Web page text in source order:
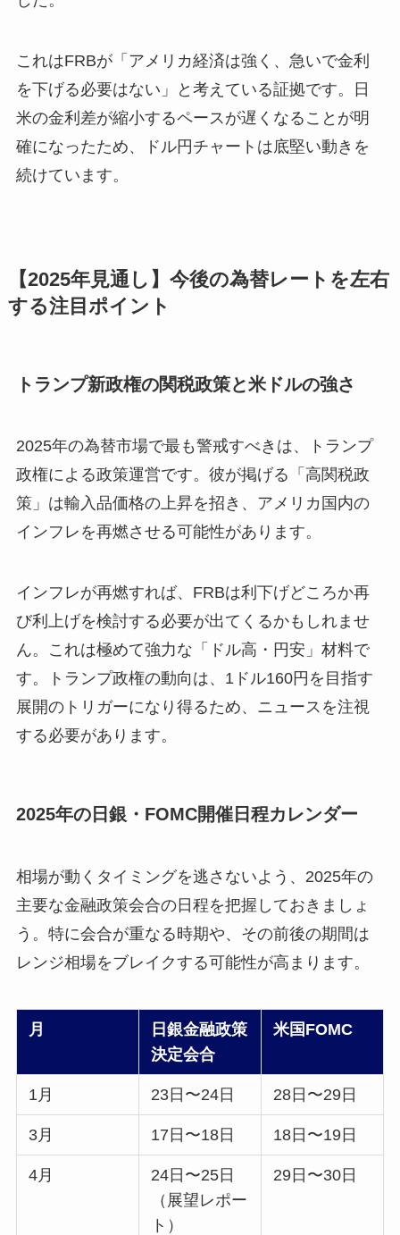
これはFRBが「アメリカ経済は強く、急いで金利
を下げる必要はない」と考えている証拠です。日
米の金利差が縮小するペースが遅くなることが明
確になったため、ドル円チャートは底堅い動きを
続けています。
【2025年見通し】今後の為替レートを左右
する注目ポイント
トランプ新政権の関税政策と米ドルの強さ
2025年の為替市場で最も警戒すべきは、トランプ
政権による政策運営です。彼が掲げる「高関税政
策」は輸入品価格の上昇を招き、アメリカ国内の
インフレを再燃させる可能性があります。
インフレが再燃すれば、FRBは利下げどころか再
び利上げを検討する必要が出てくるかもしれませ
ん。これは極めて強力な「ドル高・円安」材料で
す。トランプ政権の動向は、1ドル160円を目指す
展開のトリガーになり得るため、ニュースを注視
する必要があります。
2025年の日銀・FOMC開催日程カレンダー
相場が動くタイミングを逃さないよう、2025年の
主要な金融政策会合の日程を把握しておきましょ
う。特に会合が重なる時期や、その前後の期間は
レンジ相場をブレイクする可能性が高まります。
月
日銀金融政策
決定会合
米国FOMC
1月 23日〜24日 28日〜29日
3月 17日〜18日 18日〜19日
4月
24日〜25日
（展望レポー
ト）
29日〜30日